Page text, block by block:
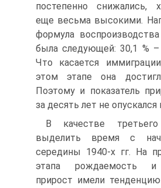
постепенно снижались,
еще весьма высокими.
формула
была следующей: 30,1 % –
Что касается
этом этапе она
Поэтому и показатель
за десять лет не опускался
В качестве
выделить время с
середины 1940-х гг. На
этапа рождаемость и
прирост имели